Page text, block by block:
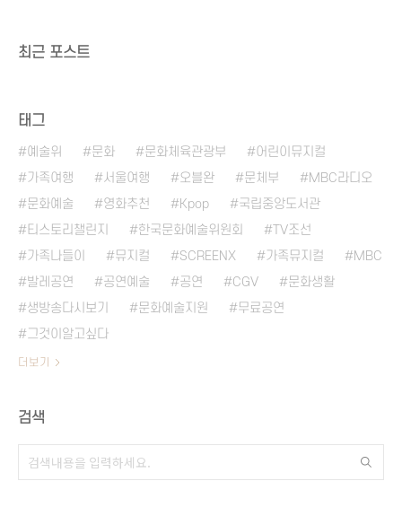
최근 포스트
태그
예술위 문화 문화체육관광부
어린이뮤지컬
가족여행
서울여행 오블완 문체부
MBC라디오
문화예술
영화추천 Kpop
국립중앙도서관
티스토리챌린지
한국문화예술위원회
TV조선
가족나들이
뮤지컬 SCREENX 가족뮤지컬
MBC
발레공연
공연예술 공연 CGV
문화생활
생방송다시보기
문화예술지원
무료공연
그것이알고싶다
더보기
검색